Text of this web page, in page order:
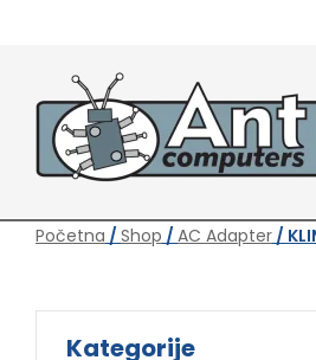
Početna / Shop / AC Adapter /
Kategorije